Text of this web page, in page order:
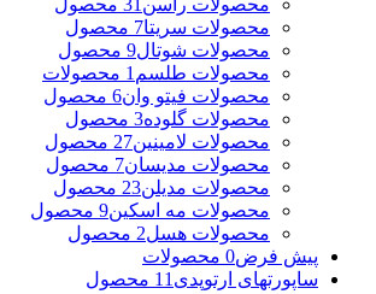
محصولات سریتا7 محصول
محصولات شوتال9 محصول
محصولات طلسم 1 محصولات
محصولات فیتو وان6 محصول
محصولات گلوده3 محصول
محصولات لامینین27 محصول
محصولات مدیسان7 محصول
محصولات مدیلن23 محصول
محصولات مه اسکین9 محصول
محصولات هسل2 محصول
پیش فرض0 محصولات
ساپورتهای ارتوپدی 11 محصول